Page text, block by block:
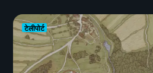
टेलीपोर्ट